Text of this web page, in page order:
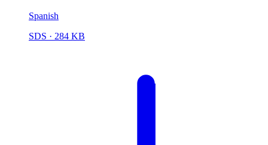
Spanish
SDS · 284 KB